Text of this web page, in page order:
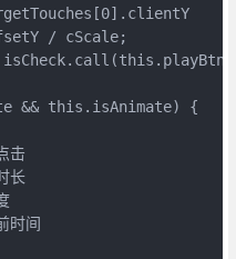
/ cScale;
&& this.isAnimate) {
击
长
时间